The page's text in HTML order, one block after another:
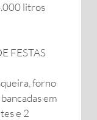
litros
FESTAS
forno
em
e 2